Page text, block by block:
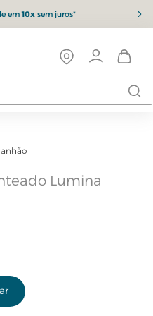
em10xsem juros*
Lumina